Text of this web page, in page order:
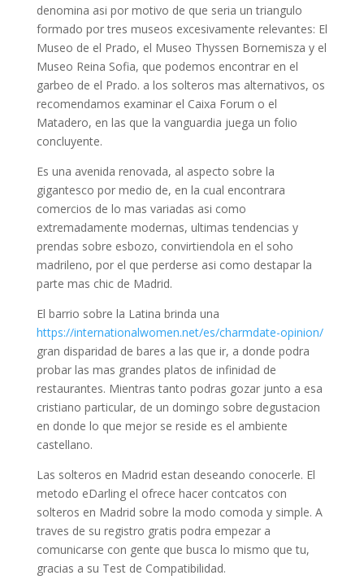
denomina asi por motivo de que seri­a un triangulo
formado por tres museos excesivamente relevantes: El
Museo de el Prado, el Museo Thyssen Bornemisza y el
Museo Reina Sofia, que podemos encontrar en el
garbeo de el Prado. a los solteros mas alternativos, os
recomendamos examinar el Caixa Forum o el
Matadero, en las que la vanguardia juega un folio
concluyente.
Es una avenida renovada, al aspecto sobre la
gigantesco por medio de, en la cual encontrara
comercios de lo mas variadas asi­ como
extremadamente modernas, ultimas tendencias y
prendas sobre esbozo, convirtiendola en el soho
madrileno, por el que perderse asi­ como destapar la
parte mas chic de Madrid.
El barrio sobre la Latina brinda una
https://internationalwomen.net/es/charmdate-opinion/
gran disparidad de bares a las que ir, a donde podra
probar las mas grandes platos de infinidad de
restaurantes. Mientras tanto podras gozar junto a esa
cristiano particular, de un domingo sobre degustacion
en donde lo que mejor se reside es el ambiente
castellano.
Las solteros en Madrid estan deseando conocerle. El
metodo eDarling el ofrece hacer contcatos con
solteros en Madrid sobre la modo comoda y simple. A
traves de su registro gratis podra empezar a
comunicarse con gente que busca lo mismo que tu,
gracias a su Test de Compatibilidad.